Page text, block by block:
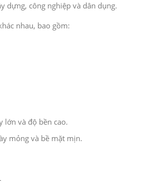
dựng, công nghiệp và dân dụng.
nhau, bao gồm:
lớn và độ bền cao.
mỏng và bề mặt mịn.